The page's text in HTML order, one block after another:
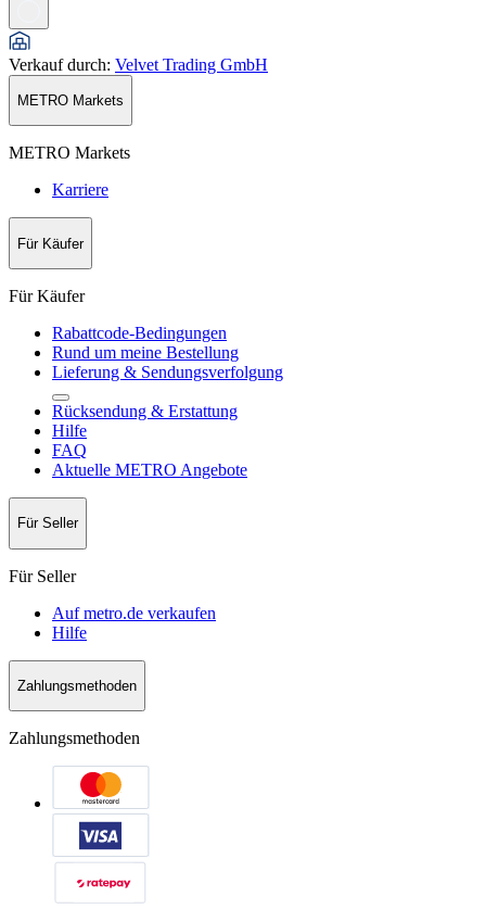
Verkauf durch: Velvet Trading GmbH
METRO Markets
METRO Markets
Karriere
Für Käufer
Für Käufer
Rabattcode-Bedingungen
Rund um meine Bestellung
Lieferung & Sendungsverfolgung
Rücksendung & Erstattung
Hilfe
FAQ
Aktuelle METRO Angebote
Für Seller
Für Seller
Auf metro.de verkaufen
Hilfe
Zahlungsmethoden
Zahlungsmethoden